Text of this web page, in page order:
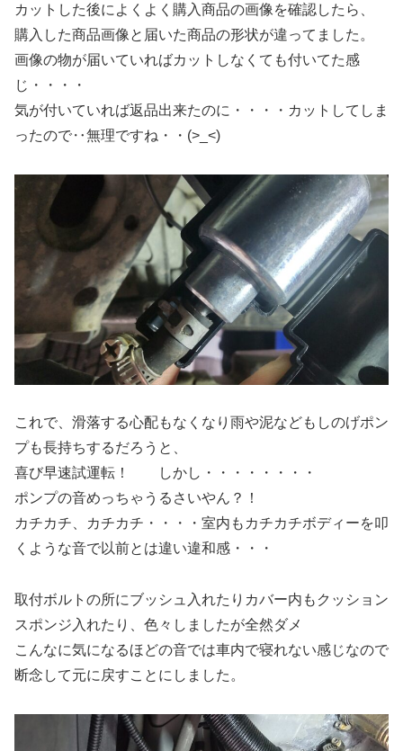
カットした後によくよく購入商品の画像を確認したら、
購入した商品画像と届いた商品の形状が違ってました。
画像の物が届いていればカットしなくても付いてた感
じ・・・・
気が付いていれば返品出来たのに・・・・カットしてしま
ったので‥無理ですね・・(>_<)
これで、滑落する心配もなくなり雨や泥などもしのげポン
プも長持ちするだろうと、
喜び早速試運転！ しかし・・・・・・・・
ポンプの音めっちゃうるさいやん？！
カチカチ、カチカチ・・・・室内もカチカチボディーを叩
くような音で以前とは違い違和感・・・
取付ボルトの所にブッシュ入れたりカバー内もクッション
スポンジ入れたり、色々しましたが全然ダメ
こんなに気になるほどの音では車内で寝れない感じなので
断念して元に戻すことにしました。